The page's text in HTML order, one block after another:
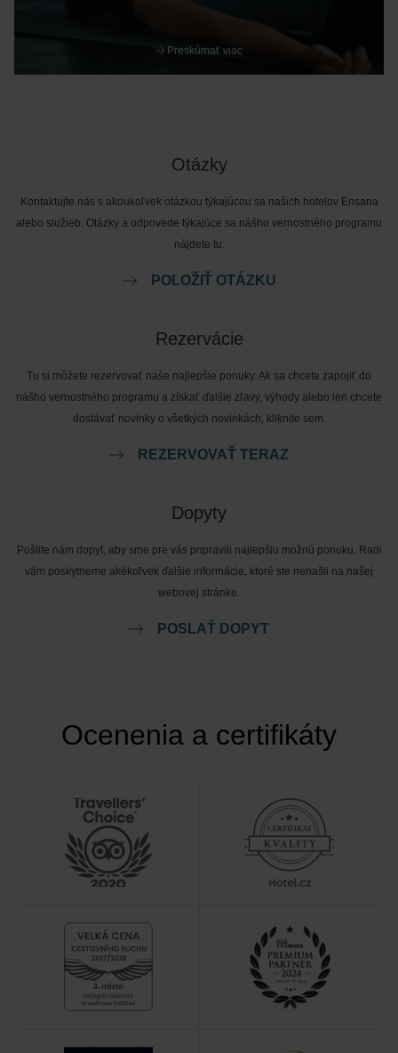
Preskúmať viac
Otázky
Kontaktujte nás s akoukoľvek otázkou týkajúcou sa našich hotelov Ensana
alebo služieb. Otázky a odpovede týkajúce sa nášho vernostného programu
nájdete tu.
POLOŽIŤ OTÁZKU
Rezervácie
Tu si môžete rezervovať naše najlepšie ponuky. Ak sa chcete zapojiť do
nášho vernostného programu a získať ďalšie zľavy, výhody alebo len chcete
dostávať novinky o všetkých novinkách, kliknite sem.
REZERVOVAŤ TERAZ
Dopyty
Pošlite nám dopyt, aby sme pre vás pripravili najlepšiu možnú ponuku. Radi
vám poskytneme akékoľvek ďalšie informácie, ktoré ste nenašli na našej
webovej stránke.
POSLAŤ DOPYT
Ocenenia a certifikáty